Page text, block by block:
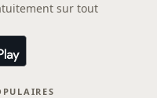
sur tout